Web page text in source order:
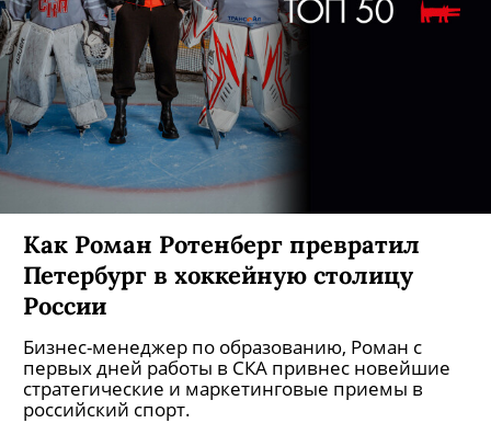
Как Роман Ротенберг превратил
Петербург в хоккейную столицу
России
Бизнес-менеджер по образованию, Роман с
первых дней работы в СКА привнес новейшие
стратегические и маркетинговые приемы в
российский спорт.